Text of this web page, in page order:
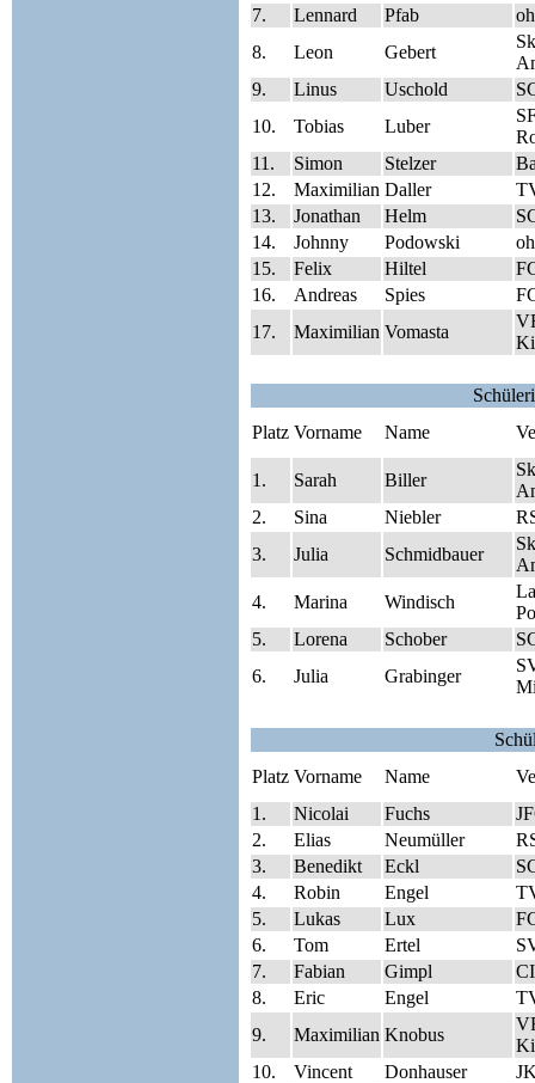
7.
Lennard Pfab
8.
Leon Gebert
9.
Linus Uschold
10.
Tobias Luber
11.
Simon Stelzer
12.
Maximilian Daller
13.
Jonathan Helm
14.
Johnny Podowski
15.
Felix Hiltel
16.
Andreas Spies
17.
Maximilian Vomasta
Platz Vorname Name
1. Sarah Biller
2.
Sina Niebler
3.
Julia Schmidbauer
4.
Marina Windisch
5.
Lorena Schober
6.
Julia Grabinger
Platz Vorname Name
1.
Nicolai Fuchs
2.
Elias Neumüller
3.
Benedikt Eckl
4.
Robin Engel
5.
Lukas Lux
6.
Tom Ertel
7.
Fabian Gimpl
8.
Eric Engel
9.
Maximilian Knobus
10.
Vincent Donhauser